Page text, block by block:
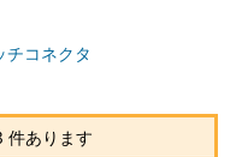
チコネクタ
件あります